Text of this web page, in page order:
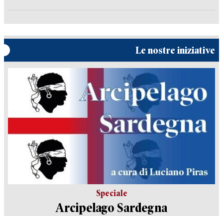
Le nostre iniziative
Speciale
Arcipelago Sardegna